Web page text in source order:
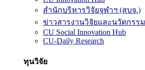
สำนักบริหารวิจัยจุฬาฯ (สบจ.)
ข่าวสารงานวิจัยและนวัตกรรม
CU Social Innovation Hub
CU-Daily Research
ทุนวิจัย